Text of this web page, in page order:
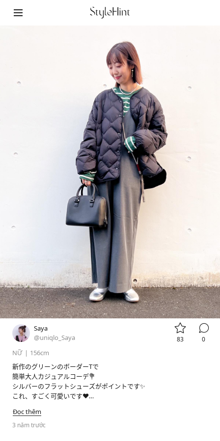
Saya
@uniqlo_Saya

83

0
NỮ | 156cm
新作のグリーンのボーダーTで
簡単大人カジュアルコーデ💐
シルバーのフラットシューズがポイントです✨
これ、すごく可愛いです❤️
Đọc thêm
3 năm trước